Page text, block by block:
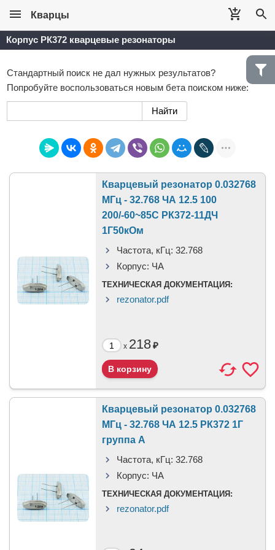
Кварцы
Корпус РК372 кварцевые резонаторы
Стандартный поиск не дал нужных результатов?
Попробуйте воспользоваться новым бета поиском ниже:
Кварцевый резонатор 0.032768
МГц - 32.768 ЧА 12.5 100
200/-60~85C РК372-11ДЧ
1Г50кОм
Частота, кГц: 32.768
Корпус: ЧА
ТЕХНИЧЕСКАЯ ДОКУМЕНТАЦИЯ:
rezonator.pdf
x 218₽
Кварцевый резонатор 0.032768
МГц - 32.768 ЧА 12.5 РК372 1Г
группа А
Частота, кГц: 32.768
Корпус: ЧА
ТЕХНИЧЕСКАЯ ДОКУМЕНТАЦИЯ:
rezonator.pdf